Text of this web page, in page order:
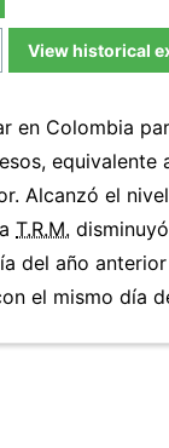
View historical
en Colombia
equivalente
Alcanzó el
T.R.M.
del año anterior
el mismo día